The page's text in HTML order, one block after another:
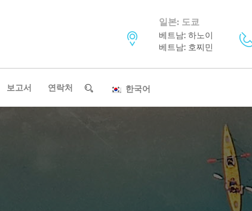
일본: 도쿄
베트남: 하노이
베트남: 호찌민
보고서 연락처 한국어